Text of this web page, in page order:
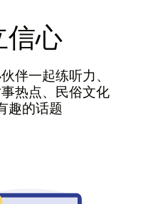
信心
伴一起练听力、
热点、民俗文化
趣的话题